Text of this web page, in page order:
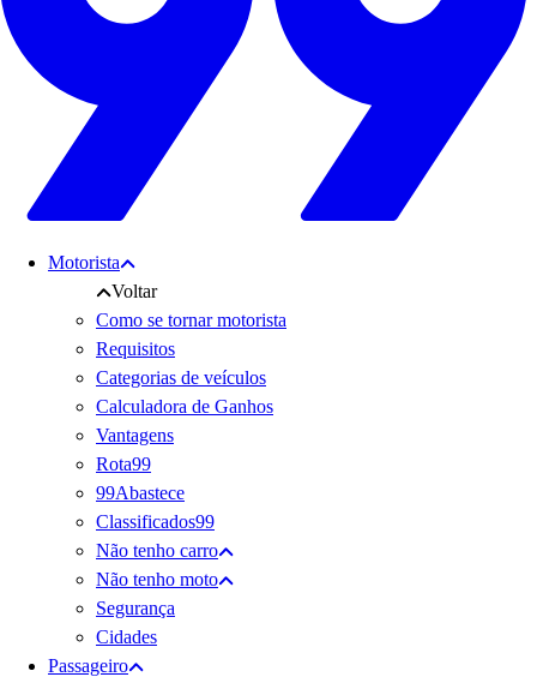
Motorista
Voltar
Como se tornar motorista
Requisitos
Categorias de veículos
Calculadora de Ganhos
Vantagens
Rota99
99Abastece
Classificados99
Não tenho carro
Não tenho moto
Segurança
Cidades
Passageiro